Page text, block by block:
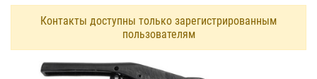
Контакты доступны только зарегистрированным
пользователям